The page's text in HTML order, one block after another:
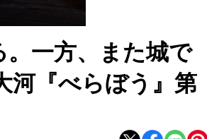
。一方、また城で
河『べらぼう』第